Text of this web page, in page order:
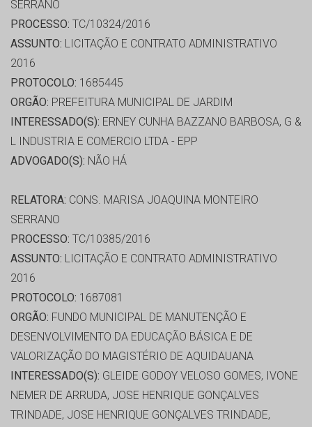
SERRANO
PROCESSO: TC/10324/2016
ASSUNTO: LICITAÇÃO E CONTRATO ADMINISTRATIVO
2016
PROTOCOLO: 1685445
ORGÃO: PREFEITURA MUNICIPAL DE JARDIM
INTERESSADO(S): ERNEY CUNHA BAZZANO BARBOSA, G &
L INDUSTRIA E COMERCIO LTDA - EPP
ADVOGADO(S): NÃO HÁ
RELATORA: CONS. MARISA JOAQUINA MONTEIRO
SERRANO
PROCESSO: TC/10385/2016
ASSUNTO: LICITAÇÃO E CONTRATO ADMINISTRATIVO
2016
PROTOCOLO: 1687081
ORGÃO: FUNDO MUNICIPAL DE MANUTENÇÃO E
DESENVOLVIMENTO DA EDUCAÇÃO BÁSICA E DE
VALORIZAÇÃO DO MAGISTÉRIO DE AQUIDAUANA
INTERESSADO(S): GLEIDE GODOY VELOSO GOMES, IVONE
NEMER DE ARRUDA, JOSE HENRIQUE GONÇALVES
TRINDADE, JOSE HENRIQUE GONÇALVES TRINDADE,